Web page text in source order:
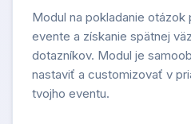
Modul na pokladanie otázok
evente a získanie spätnej
dotazníkov. Modul je
nastaviť a customizovať v
tvojho eventu.